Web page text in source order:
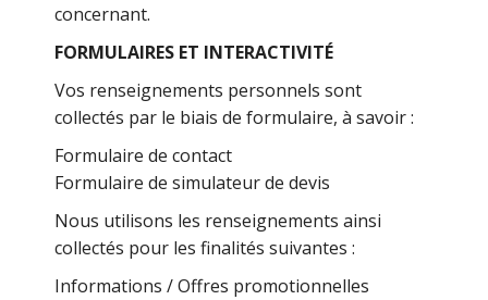
concernant.
FORMULAIRES ET INTERACTIVITÉ
Vos renseignements personnels sont
collectés par le biais de formulaire, à savoir :
Formulaire de contact
Formulaire de simulateur de devis
Nous utilisons les renseignements ainsi
collectés pour les finalités suivantes :
Informations / Offres promotionnelles